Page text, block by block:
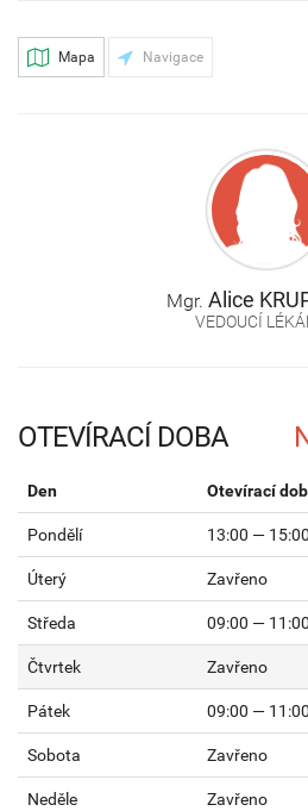
Mapa Navigace
Mgr. Alice
VEDOUCÍ
OTEVÍRACÍ DOBA
Den Otevírací
Pondělí 13:00 — 15:00
Úterý Zavřeno
Středa 09:00 — 11:00
Čtvrtek Zavřeno
Pátek 09:00 — 11:00
Sobota Zavřeno
Neděle Zavřeno